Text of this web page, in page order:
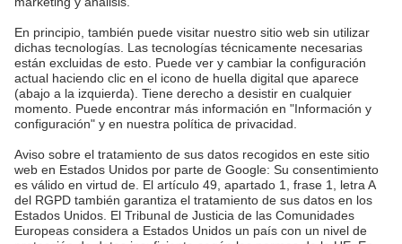
A. & H. MEYER Sdn. Bhd.
528797-M
No. 3, Jalan Astaka U8/84
Section U8, Bukit Jelutong
40150 Shah Alam, Selangor
Malaysia
tel.:+60 3 7845 7277
sales@ah-meyer.com.my